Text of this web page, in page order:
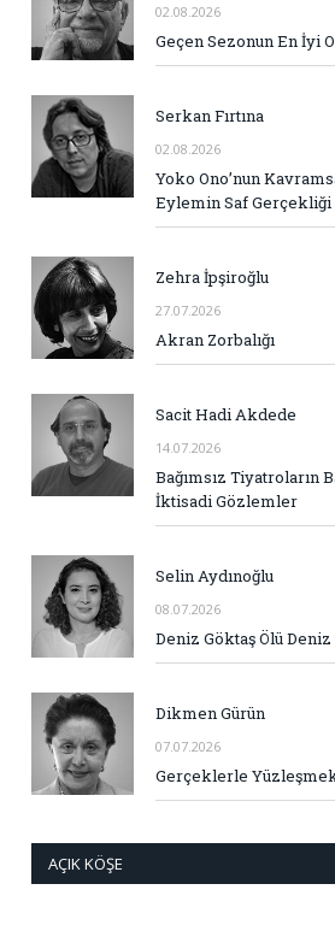
02.08.2026
Geçen Sezonun En İyi
Serkan Fırtına
02.08.2026
Yoko Ono’nun
Eylemin Saf Gerçekliği
Zehra İpşiroğlu
27.07.2026
Akran Zorbalığı
Sacit Hadi Akdede
14.07.2026
Bağımsız Tiyatroların
İktisadi Gözlemler
Selin Aydınoğlu
08.07.2026
Deniz Göktaş Ölü
Dikmen Gürün
07.07.2026
Gerçeklerle
AÇIK KÖŞE